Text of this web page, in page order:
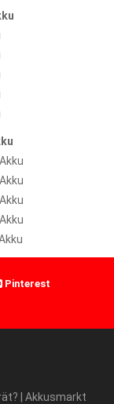
Pinterest
| Akkusmarkt